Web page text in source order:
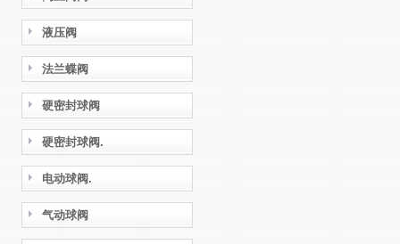
液压阀
法兰蝶阀
硬密封球阀
硬密封球阀.
电动球阀.
气动球阀